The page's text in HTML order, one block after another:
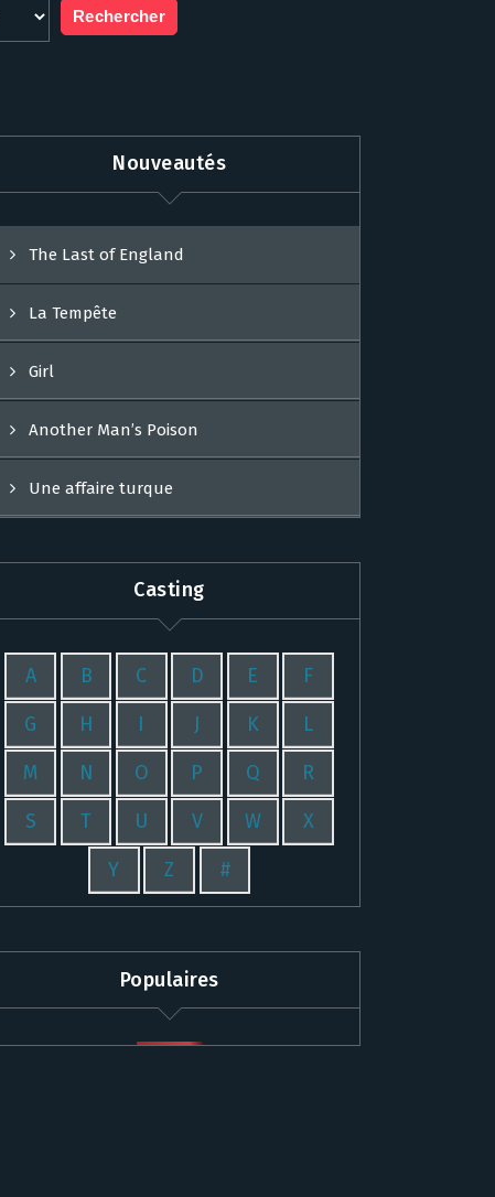
Nouveautés
The Last of England
La Tempête
Girl
Another Man’s Poison
Une affaire turque
Casting
A B C D E F
G H I J K L
M N O P Q R
S T U V W X
Y Z #
Populaires